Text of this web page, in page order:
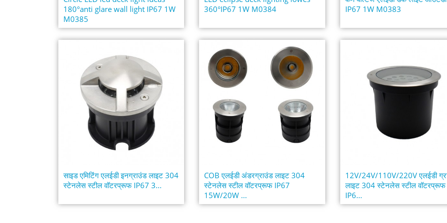
180°anti glare wall light IP67 1W
M0385
360°IP67 1W M0384
IP67 1W M0383
साइड एमिटिंग एलईडी इनग्राउंड लाइट 304
स्टेनलेस स्टील वॉटरप्रूफ IP67 3...
COB एलईडी अंडरग्राउंड लाइट 304
स्टेनलेस स्टील वॉटरप्रूफ IP67
15W/20W ...
12V/24V/110V/220V एलईडी
लाइट 304 स्टेनलेस स्टील वॉटरप्रूफ
IP6...